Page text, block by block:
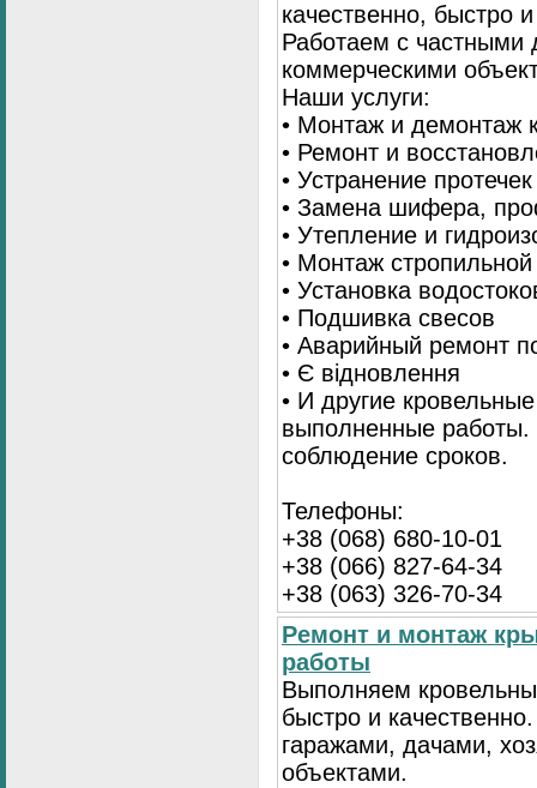
качественно, быстро
Работаем с
коммерческими
Наши услуги:
• Монтаж и демонтаж
• Ремонт и
• Устранение протечек
• Замена шифера,
• Утепление и
• Монтаж
• Установка
• Подшивка свесов
• Аварийный ремонт
• Є відновлення
• И другие
выполненные работы.
соблюдение сроков.
Телефоны:
+38 (068) 680-10-01
+38 (066) 827-64-34
+38 (063) 326-70-34
Ремонт и монтаж
работы
Выполняем
быстро и
гаражами, дачами,
объектами.